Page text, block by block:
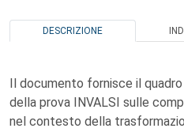
DESCRIZIONE
Il documento fornisce il
della prova INVALSI sulle
nel contesto della